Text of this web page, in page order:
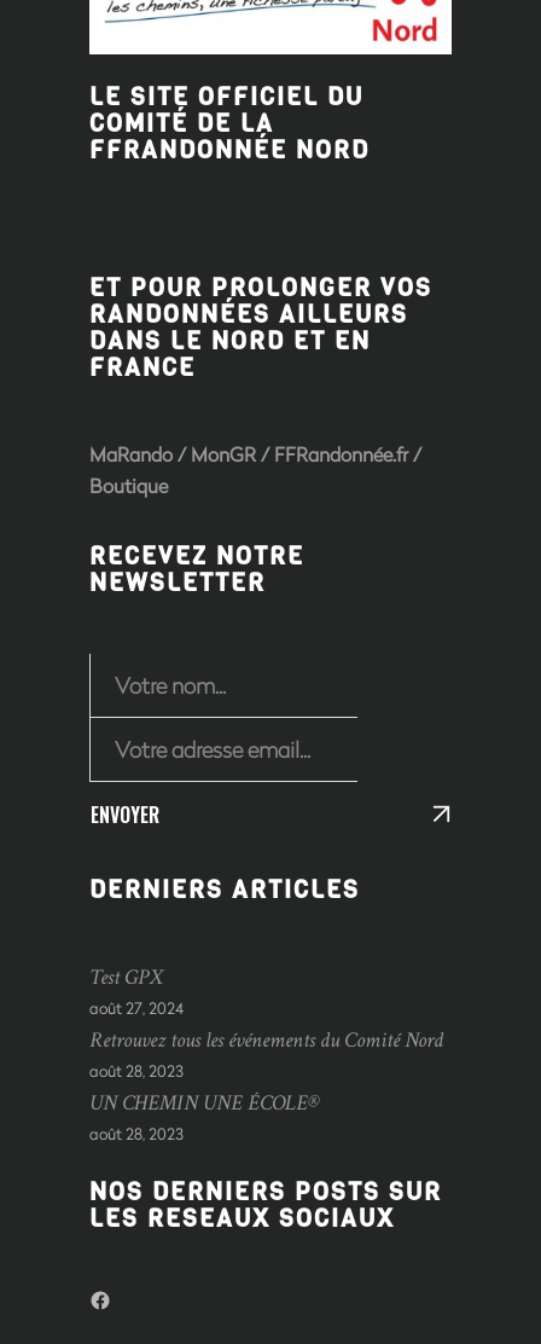
LE SITE OFFICIEL DU
COMITÉ DE LA
FFRANDONNÉE NORD
ET POUR PROLONGER VOS
RANDONNÉES AILLEURS
DANS LE NORD ET EN
FRANCE
MaRando / MonGR / FFRandonnée.fr /
Boutique
RECEVEZ NOTRE
NEWSLETTER
ENVOYER
DERNIERS ARTICLES
Test GPX
août 27, 2024
Retrouvez tous les événements du Comité Nord
août 28, 2023
UN CHEMIN UNE ÉCOLE®
août 28, 2023
NOS DERNIERS POSTS SUR
LES RESEAUX SOCIAUX
Facebook